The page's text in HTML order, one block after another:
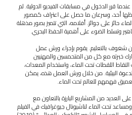
جاء اختراق سيمون في عام 2019 عندما قرر الدخول في مسابقات الفيديو الدولية. لم
أحد، وسرعان ما حصل على اعتراف كمصور
حائز على جوائز. أفلامه، التي تتميز بصور مذهلة
وتسلط الضوء على أهمية الحفظ البحري.
شغوف بالتعليم. يقوم بإجراء ورش عمل
خبرته مع كل من المتحمسين والمهنيين
اللقطات تحت الماء، واستخدام المعدات،
البيئية. من خلال ورش العمل هذه، يمكن
فهمهم للعالم تحت الماء.
العديد من المشاريع البارزة بالتعاون مع
تحت الماء لناشيونال جيوغرافيك في الفيلم